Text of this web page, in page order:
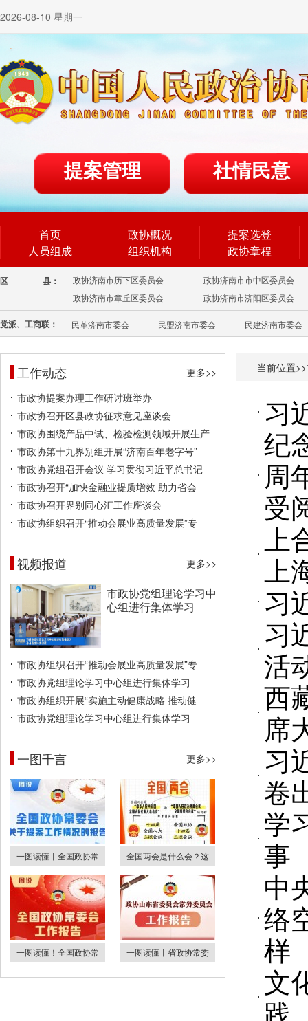
2026-08-10 星期一
提案管理 社情民意
首页
人员组成
政协概况
组织机构
提案选登
政协章程
区 县： 政协济南市历下区委员会
政协济南市市中区委员会
政协济南市章丘区委员会
政协济南市济阳区委员会
党派、工商联： 民革济南市委会 民盟济南市委会 民建济南市委会
工作动态
更多>>
市政协提案办理工作研讨班举办
市政协召开区县政协征求意见座谈会
市政协围绕产品中试、检验检测领域开展生产
市政协第十九界别组开展“济南百年老字号”
市政协党组召开会议 学习贯彻习近平总书记
市政协召开“加快金融业提质增效 助力省会
市政协召开界别同心汇工作座谈会
市政协组织召开“推动会展业高质量发展”专
视频报道 更多>>
市政协党组理论学习中
心组进行集体学习
市政协组织召开“推动会展业高质量发展”专
市政协党组理论学习中心组进行集体学习
市政协组织开展“实施主动健康战略 推动健
市政协党组理论学习中心组进行集体学习
一图千言 更多>>
一图读懂丨全国政协常 全国两会是什么会？这
一图读懂！全国政协常 一图读懂丨省政协常委
当前位置>>
习
纪
周
受
上
上
习
习
活
西
席
习
卷
学
事
中
络
样
文
践